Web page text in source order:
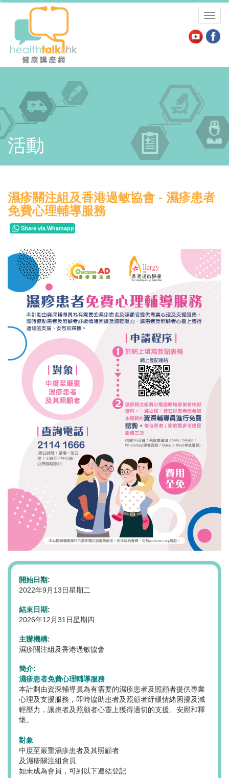
活動
濕疹關注組及香港過敏協會 - 濕疹患者
免費心理輔導服務
Share via Whatsapp
開始日期:
2022年9月13日星期二
結束日期:
2026年12月31日星期四
主辦機構:
濕疹關注組及香港過敏協會
簡介:
濕疹患者免費心理輔導服務
本計劃由資深輔導員為有需要的濕疹患者及照顧者提供專業
心理及支援服務，即時協助患者及照顧者紓緩情緒困擾及減
輕壓力，讓患者及照顧者心靈上獲得適切的支援、安慰和釋
懷。
對象
中度至嚴重濕疹患者及其照顧者
及濕疹關注組會員
如未成為會員，可到以下連結登記